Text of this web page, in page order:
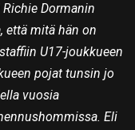
Dormanin
että mitä hän on
U17-joukkueen
pojat tunsin jo
vuosia
Eli